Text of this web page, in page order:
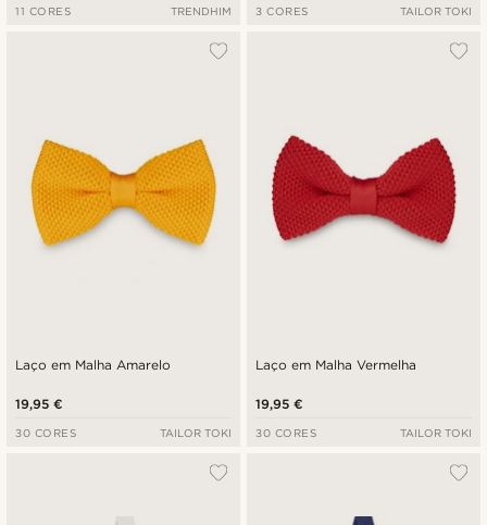
11 CORES TRENDHIM 3 CORES TAILOR TOKI
Laço em Malha Amarelo
19,95 €
30 CORES TAILOR TOKI
Laço em Malha Vermelha
19,95 €
30 CORES TAILOR TOKI